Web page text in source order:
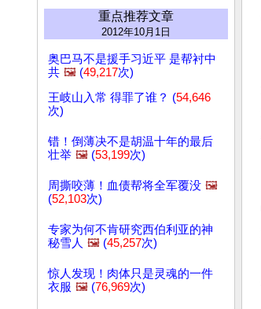
重点推荐文章
2012年10月1日
奥巴马不是援手习近平 是帮衬中
共 🖼️ (49,217次)
王岐山入常 得罪了谁？ (54,646
次)
错！倒薄决不是胡温十年的最后
壮举 🖼️ (53,199次)
周撕咬薄！血债帮将全军覆没 🖼️
(52,103次)
专家为何不肯研究西伯利亚的神
秘雪人 🖼️ (45,257次)
惊人发现！肉体只是灵魂的一件
衣服 🖼️ (76,969次)